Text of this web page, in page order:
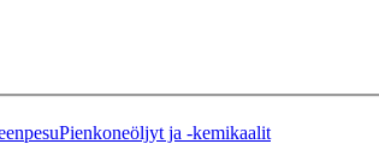
Pienkoneöljyt ja -kemikaalit